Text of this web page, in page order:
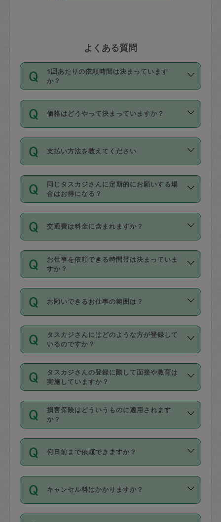
よくある質問
1回あたりの依頼時間は決まっています
か？
依頼1回につき3時間固定です。3時間を
超えて依頼したい場合は、延長機能をご
利用ください。機能をご利用いただくに
の上事前申請することが必要です。な
お、3時間を下回っても、値引き等はござ
いません。
価格はどうやって決まっていますか？
11種類の価格帯の中からタスカジさん自
身が価格を選んで設定しています。
タスカジさんの価格設定には最初は制限
があり、レビュー件数、レビューの平均
値、などで除々に設定可能な最高額が上
がっていく仕組みになっています。
支払い方法を教えてください
お支払方法はクレジットカード（Visa／
Master／JCB／AMERICAN EXPRESS／
Diners Club）のみとなります。
を行う際にご入力ください。プロフィー
ル登録時にはご入力いただかなくても大
丈夫です。
デビットカード・プリペイドカード（Vプ
リカ、au WALLETなど）は支払にはご利
銀行振込や現金払いも対応していませ
なお、タスカジさんの交通費も、依頼料
金のご請求と合わせてお支払いとなりま
動計算で表示されます。
同じタスカジさんに定期的にお願いする場
合はお得になる？
依頼には「スポット」と「定期（毎週｜
隔週）」があり、「定期」の依頼は「ス
ポット」よりお得な料金でご利用できま
す。
定期の最低利用回数は設けていない代わ
りに、一定数を超えたキャンセルは有償
（例：毎週定期の場合は３回以上のキャ
ンセルが有償（1200円、隔週定期の場合
は２回以上のキャンセルが有償（1200
交通費は料金に含まれますか？
交通費は依頼料金とは別途発生し、依頼
料金のご請求と合わせてお支払いとなり
ます。交通費の金額は「依頼の詳細」に
お仕事を依頼できる時間帯は決まっていま
すか？
時間帯は3種類あります。いずれも１回あ
たり３時間です。
・ＡＭ ９時～１２時
・ＰＭ １３時～１６時
・夜 １８時～２１時
開始時間を２時間前後変更することが可
能です。依頼送信後、個別にタスカジさ
んにメッセージを送り調整してくださ
い。ただし、２時間を越えての調整はで
時間も被らない場合、損害保険の対象外
お願いできるお仕事の範囲は？
掃除、整理収納、洗濯、買い物、料理、
作り置きです。タスカジさんによってで
きる仕事の範囲が異なりますので、依頼
する前にタスカジさんのプロフィールで
確認してください。
基本的に、高所での作業や危険作業、屋
外での作業は対象外です。
タスカジさんにはどのような方が登録して
いるのですか？
主婦として長年の家事経験をお持ちの
方、栄養士・調理師といった資格者で保
育園や学校の給食やレストランで料理関
係の専門職に従事されていた方、日本で
すでにハウスキーパーや英語の先生とし
てお仕事をしているフィリピン出身の
社員など様々なバックグラウンドの方が
登録しています。
日本語も話せる方など様々です。
タスカジさんの登録に際して面接や教育は
実施していますか？
応募の際に、各自事務局との面接と説明
を行っています。その後、身分証明書の
写真提出をしていただいています。外国
確認しています。タスカジさんトレーニ
ング動画を使ったセルフトレーニングの
現場トライアルを受け、合格したタスカ
ジさんが活動されています。
損害保険はどういうものに適用されます
か？
依頼者とタスカジさんとの間でタスカジ
を通して成立した作業時間内での作業に
適用されます。作業範囲は、掃除、洗
です。作業中に物を壊したり、人にけが
をさせたりした場合が対象で、補償金額
何日前まで依頼できますか？
ご依頼は、現在を起点に3日後（72時間
以降）の日時から受付可能となっていま
す。
キャンセル料はかかりますか？
キャンセル料には、以下の2種類がありま